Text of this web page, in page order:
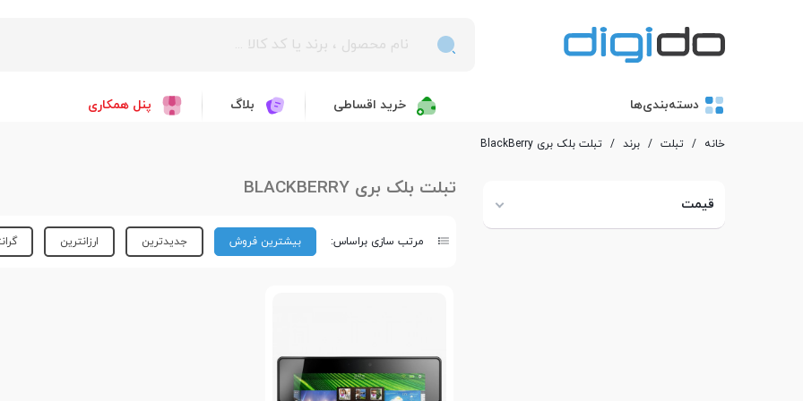
دسته‌بندی‌ها خرید اقساطی بلاگ پنل همکاری
خانه / تبلت / برند / تبلت بلک بری BlackBerry
قیمت
تبلت بلک بری BLACKBERRY
مرتب سازی براساس: بیشترین فروش جدیدترین ارزانترین